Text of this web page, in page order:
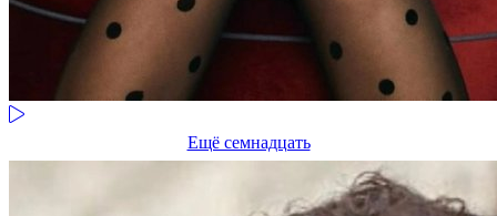
Ещё семнадцать